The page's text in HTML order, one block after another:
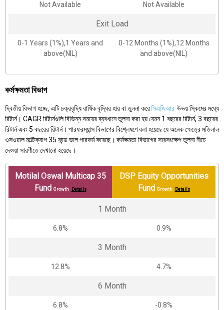
Not Available Not Available
Exit Load
0-1 Years (1%),1 Years and
above(NIL)
0-12 Months (1%),12 Months
and above(NIL)
কর্মক্ষমতা বিভাগ
দ্বিতীয় বিভাগ হচ্ছে, এটি চক্রবৃদ্ধি বার্ষিক বৃদ্ধির হার বা তুলনা করেসিএজিআর উভয় স্কিমের মধ্যে
রিটার্ন। CAGR রিটার্নগুলি বিভিন্ন সময়ের ব্যবধানে তুলনা করা হয় যেমন 1 বছরের রিটার্ন, 3 বছরের
রিটার্ন এবং 5 বছরের রিটার্ন। পারফরম্যান্স বিভাগের বিশ্লেষণে বলা হয়েছে যে অনেক ক্ষেত্রে মতিলাল
ওসওয়াল মাল্টিক্যাপ 35 ফান্ড ভাল পারফর্ম করেছে। কর্মক্ষমতা বিভাগের সারসংক্ষেপ তুলনা নীচে
দেওয়া সারণীতে দেখানো হয়েছে।
Motilal Oswal Multicap 35
Fund Growth Details
DSP Equity Opportunities
Fund Growth Details
1 Month
6.8% 0.9%
3 Month
12.8% 4.7%
6 Month
6.8% -0.8%